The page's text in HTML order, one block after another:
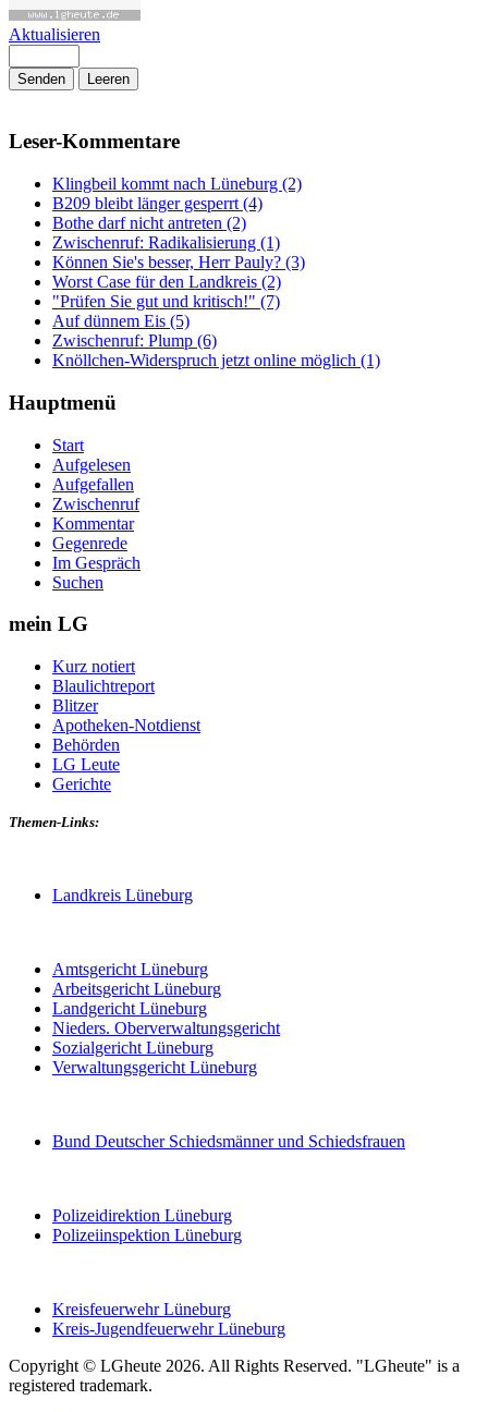
Aktualisieren
Senden Leeren
Leser-Kommentare
Klingbeil kommt nach Lüneburg (2)
B209 bleibt länger gesperrt (4)
Bothe darf nicht antreten (2)
Zwischenruf: Radikalisierung (1)
Können Sie's besser, Herr Pauly? (3)
Worst Case für den Landkreis (2)
"Prüfen Sie gut und kritisch!" (7)
Auf dünnem Eis (5)
Zwischenruf: Plump (6)
Knöllchen-Widerspruch jetzt online möglich (1)
Hauptmenü
Start
Aufgelesen
Aufgefallen
Zwischenruf
Kommentar
Gegenrede
Im Gespräch
Suchen
mein LG
Kurz notiert
Blaulichtreport
Blitzer
Apotheken-Notdienst
Behörden
LG Leute
Gerichte
Themen-Links:
Landkreis Lüneburg
Amtsgericht Lüneburg
Arbeitsgericht Lüneburg
Landgericht Lüneburg
Nieders. Oberverwaltungsgericht
Sozialgericht Lüneburg
Verwaltungsgericht Lüneburg
Bund Deutscher Schiedsmänner und Schiedsfrauen
Polizeidirektion Lüneburg
Polizeiinspektion Lüneburg
Kreisfeuerwehr Lüneburg
Kreis-Jugendfeuerwehr Lüneburg
Copyright © LGheute 2026. All Rights Reserved. "LGheute" is a
registered trademark.